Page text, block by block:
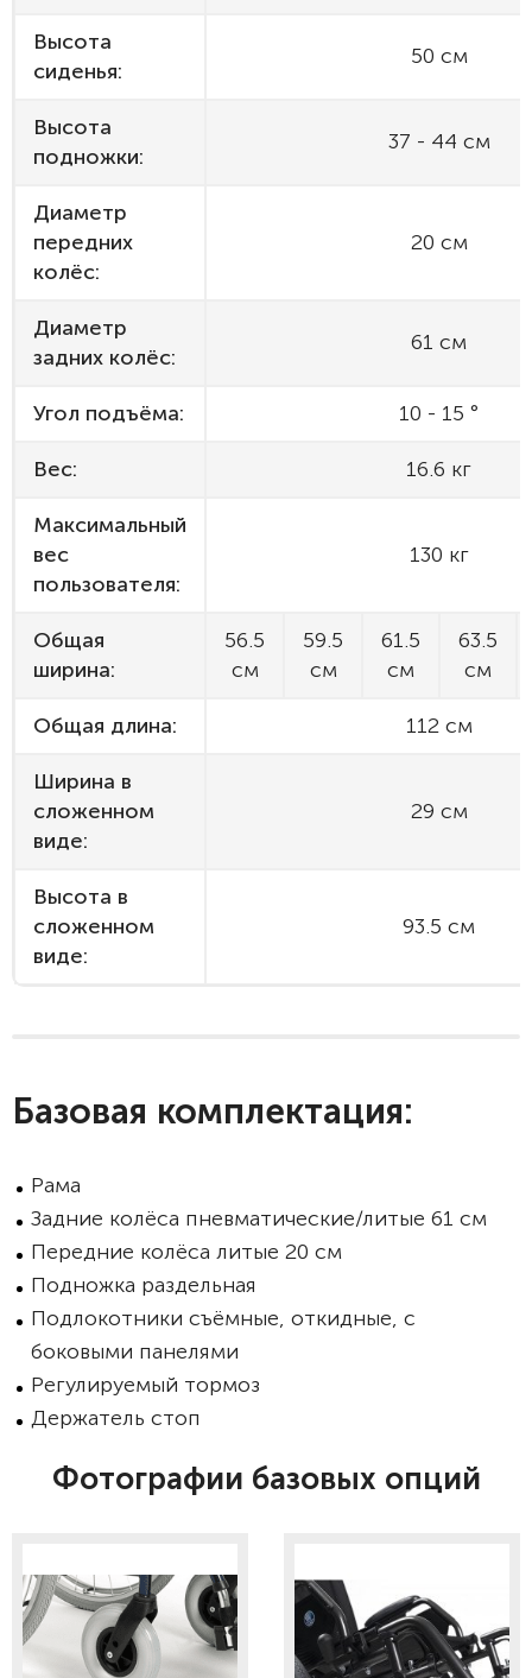
Высота
сиденья:
50 см
Высота
подножки:
37 - 44 см
Диаметр
передних
колёс:
20 см
Диаметр
задних колёс:
61 см
Угол подъёма: 10 - 15 °
Вес: 16.6 кг
Максимальный
вес
пользователя:
130 кг
Общая
ширина:
56.5
см
59.5
см
61.5
см
63.5
см
Общая длина: 112 см
Ширина в
сложенном
виде:
29 см
Высота в
сложенном
виде:
93.5 см
Базовая комплектация:
Рама
Задние колёса пневматические/литые 61 см
Передние колёса литые 20 см
Подножка раздельная
Подлокотники съёмные, откидные, с
боковыми панелями
Регулируемый тормоз
Держатель стоп
Фотографии базовых опций